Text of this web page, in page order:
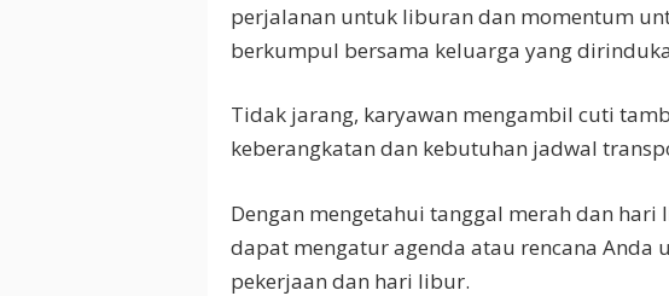
perjalanan untuk liburan dan momentum
berkumpul bersama keluarga yang
Tidak jarang, karyawan mengambil cuti
keberangkatan dan kebutuhan jadwal
Dengan mengetahui tanggal merah dan
dapat mengatur agenda atau rencana Anda
pekerjaan dan hari libur.